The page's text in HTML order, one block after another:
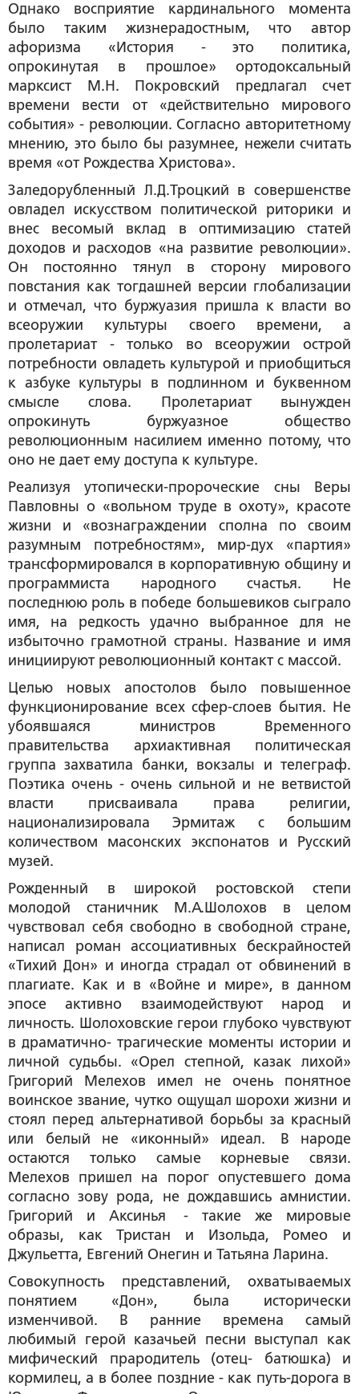
Однако восприятие кардинального момента
было таким жизнерадостным, что автор
афоризма «История - это политика,
опрокинутая в прошлое» ортодоксальный
марксист М.Н. Покровский предлагал счет
времени вести от «действительно мирового
события» - революции. Согласно авторитетному
мнению, это было бы разумнее, нежели считать
время «от Рождества Христова».
Заледорубленный Л.Д.Троцкий в совершенстве
овладел искусством политической риторики и
внес весомый вклад в оптимизацию статей
доходов и расходов «на развитие революции».
Он постоянно тянул в сторону мирового
повстания как тогдашней версии глобализации
и отмечал, что буржуазия пришла к власти во
всеоружии культуры своего времени, а
пролетариат - только во всеоружии острой
потребности овладеть культурой и приобщиться
к азбуке культуры в подлинном и буквенном
смысле слова. Пролетариат вынужден
опрокинуть буржуазное общество
революционным насилием именно потому, что
оно не дает ему доступа к культуре.
Реализуя утопически-пророческие сны Веры
Павловны о «вольном труде в охоту», красоте
жизни и «вознаграждении сполна по своим
разумным потребностям», мир-дух «партия»
трансформировался в корпоративную общину и
программиста народного счастья. Не
последнюю роль в победе большевиков сыграло
имя, на редкость удачно выбранное для не
избыточно грамотной страны. Название и имя
инициируют революционный контакт с массой.
Целью новых апостолов было повышенное
функционирование всех сфер-слоев бытия. Не
убоявшаяся министров Временного
правительства архиактивная политическая
группа захватила банки, вокзалы и телеграф.
Поэтика очень - очень сильной и не ветвистой
власти присваивала права религии,
национализировала Эрмитаж с большим
количеством масонских экспонатов и Русский
музей.
Рожденный в широкой ростовской степи
молодой станичник М.А.Шолохов в целом
чувствовал себя свободно в свободной стране,
написал роман ассоциативных бескрайностей
«Тихий Дон» и иногда страдал от обвинений в
плагиате. Как и в «Войне и мире», в данном
эпосе активно взаимодействуют народ и
личность. Шолоховские герои глубоко чувствуют
в драматично- трагические моменты истории и
личной судьбы. «Орел степной, казак лихой»
Григорий Мелехов имел не очень понятное
воинское звание, чутко ощущал шорохи жизни и
стоял перед альтернативой борьбы за красный
или белый не «иконный» идеал. В народе
остаются только самые корневые связи.
Мелехов пришел на порог опустевшего дома
согласно зову рода, не дождавшись амнистии.
Григорий и Аксинья - такие же мировые
образы, как Тристан и Изольда, Ромео и
Джульетта, Евгений Онегин и Татьяна Ларина.
Совокупность представлений, охватываемых
понятием «Дон», была исторически
изменчивой. В ранние времена самый
любимый герой казачьей песни выступал как
мифический прародитель (отец- батюшка) и
кормилец, а в более поздние - как путь-дорога в